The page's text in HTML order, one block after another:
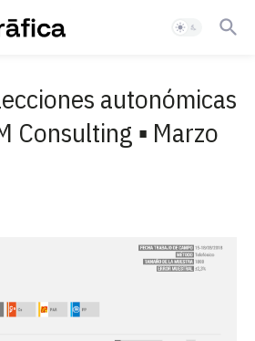
autonómicas
Consulting ▪ Marzo